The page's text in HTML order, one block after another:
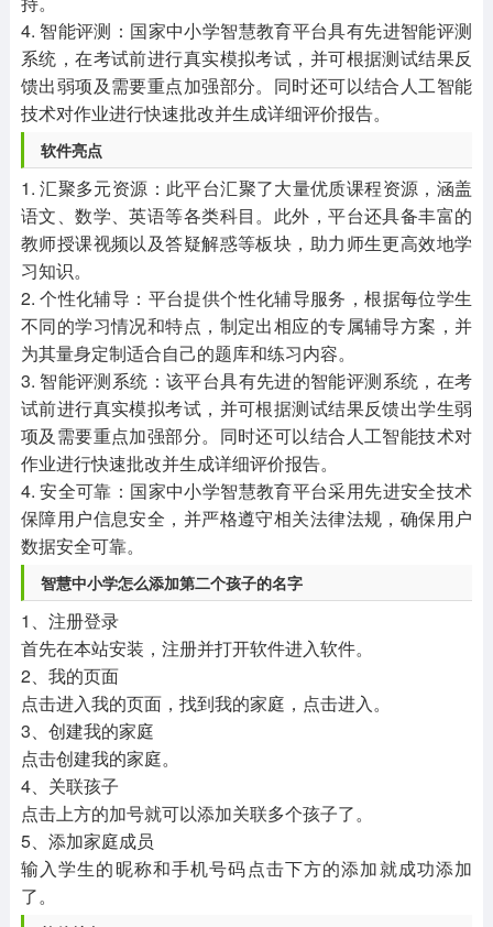
4. 智能评测：国家中小学智慧教育平台具有先进智能评测
系统，在考试前进行真实模拟考试，并可根据测试结果反
馈出弱项及需要重点加强部分。同时还可以结合人工智能
技术对作业进行快速批改并生成详细评价报告。
软件亮点
1. 汇聚多元资源：此平台汇聚了大量优质课程资源，涵盖
语文、数学、英语等各类科目。此外，平台还具备丰富的
教师授课视频以及答疑解惑等板块，助力师生更高效地学
习知识。
2. 个性化辅导：平台提供个性化辅导服务，根据每位学生
不同的学习情况和特点，制定出相应的专属辅导方案，并
为其量身定制适合自己的题库和练习内容。
3. 智能评测系统：该平台具有先进的智能评测系统，在考
试前进行真实模拟考试，并可根据测试结果反馈出学生弱
项及需要重点加强部分。同时还可以结合人工智能技术对
作业进行快速批改并生成详细评价报告。
4. 安全可靠：国家中小学智慧教育平台采用先进安全技术
保障用户信息安全，并严格遵守相关法律法规，确保用户
数据安全可靠。
智慧中小学怎么添加第二个孩子的名字
1、注册登录
首先在本站安装，注册并打开软件进入软件。
2、我的页面
点击进入我的页面，找到我的家庭，点击进入。
3、创建我的家庭
点击创建我的家庭。
4、关联孩子
点击上方的加号就可以添加关联多个孩子了。
5、添加家庭成员
输入学生的昵称和手机号码点击下方的添加就成功添加
了。